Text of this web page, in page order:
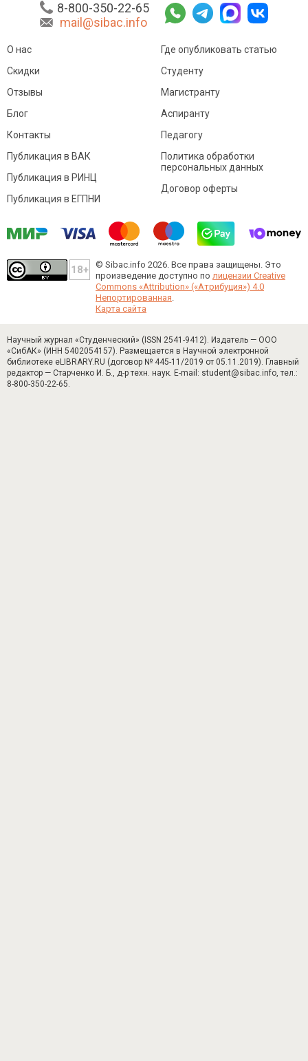
8-800-350-22-65
mail@sibac.info
О нас
Скидки
Отзывы
Блог
Контакты
Где опубликовать статью
Студенту
Магистранту
Аспиранту
Педагогу
Публикация в ВАК
Публикация в РИНЦ
Публикация в ЕГПНИ
Политика обработки
персональных данных
Договор оферты
© Sibac.info 2026. Все права защищены. Это
произведение доступно по лицензии Creative
Commons «Attribution» («Атрибуция») 4.0
Непортированная.
Карта сайта
Научный журнал «Студенческий» (ISSN 2541-9412). Издатель — ООО
«СибАК» (ИНН 5402054157). Размещается в Научной электронной
библиотеке eLIBRARY.RU (договор № 445-11/2019 от 05.11.2019). Главный
редактор — Старченко И. Б., д-р техн. наук. E-mail: student@sibac.info, тел.:
8-800-350-22-65.